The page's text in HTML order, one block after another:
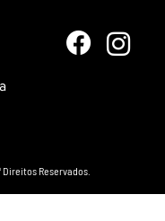
Direitos Reservados.